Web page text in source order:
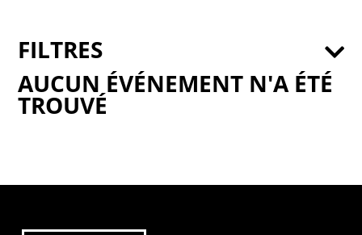
AUCUN ÉVÉNEMENT N'A ÉTÉ
TROUVÉ
FILTRES